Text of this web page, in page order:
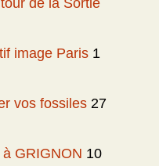
de la Sortie
image Paris 1
vos fossiles 27
GRIGNON 10